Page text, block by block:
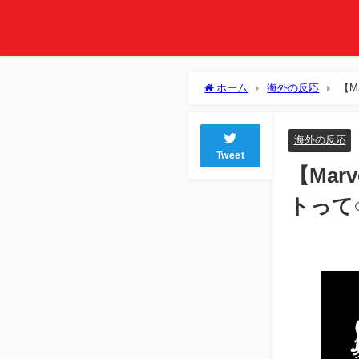
ホーム 海外の反応
【
Tweet
海外の反応
【
トっ